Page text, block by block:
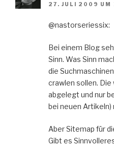
27. JULI 2009 UM
@nastorseriessix:
Bei einem Blog
Sinn. Was Sinn
die
crawlen sollen. Die
abgelegt und nur
bei neuen
Aber Sitemap für
Gibt es